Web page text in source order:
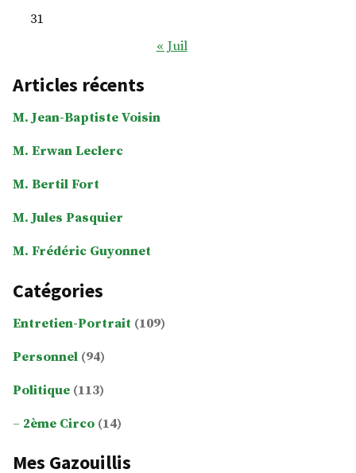
31
« Juil
Articles récents
M. Jean-Baptiste Voisin
M. Erwan Leclerc
M. Bertil Fort
M. Jules Pasquier
M. Frédéric Guyonnet
Catégories
Entretien-Portrait (109)
Personnel (94)
Politique (113)
2ème Circo (14)
Mes Gazouillis